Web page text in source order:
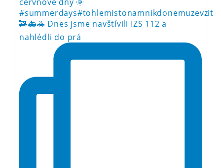
🚒🚑🚓 Dnes jsme navštívili IZS 112 a
nahlédli do prá